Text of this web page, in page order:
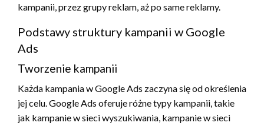
kampanii, przez grupy reklam, aż po same reklamy.
Podstawy struktury kampanii w Google
Ads
Tworzenie kampanii
Każda kampania w Google Ads zaczyna się od określenia
jej celu. Google Ads oferuje różne typy kampanii, takie
jak kampanie w sieci wyszukiwania, kampanie w sieci